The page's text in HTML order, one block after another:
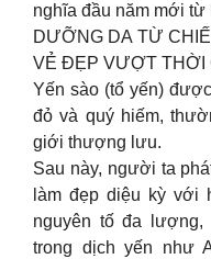
nghĩa đầu năm mới từ
DƯỠNG DA TỪ
VẺ ĐẸP VƯỢT THỜI
Yến sào (tổ yến)
đỏ và quý hiếm,
giới thượng lưu.
Sau này, người ta
làm đẹp diệu kỳ với
nguyên tố đa
trong dịch yến như